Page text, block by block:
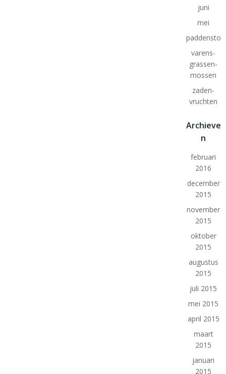
juni
mei
varens-
grassen-
mossen
zaden-
vruchten
Archieve
n
februari
2016
december
2015
november
2015
oktober
2015
augustus
2015
juli 2015
mei 2015
april 2015
maart
2015
januari
2015